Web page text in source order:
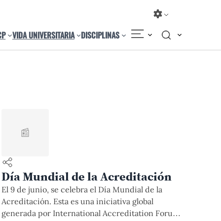
VIDA UNIVERSITARIA DISCIPLINAS
📰
Día Mundial de la Acreditación
El 9 de junio, se celebra el Día Mundial de la
Acreditación. Esta es una iniciativa global
generada por International Accreditation Forum